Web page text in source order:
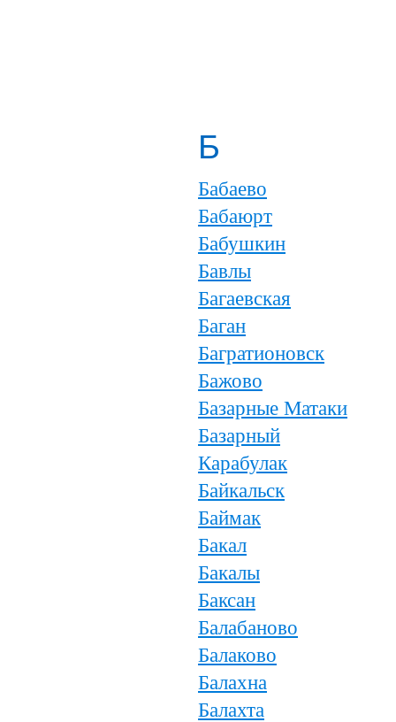
Б
Бабаево
Бабаюрт
Бабушкин
Бавлы
Багаевская
Баган
Багратионовск
Бажово
Базарные Матаки
Базарный
Карабулак
Байкальск
Баймак
Бакал
Бакалы
Баксан
Балабаново
Балаково
Балахна
Балахта